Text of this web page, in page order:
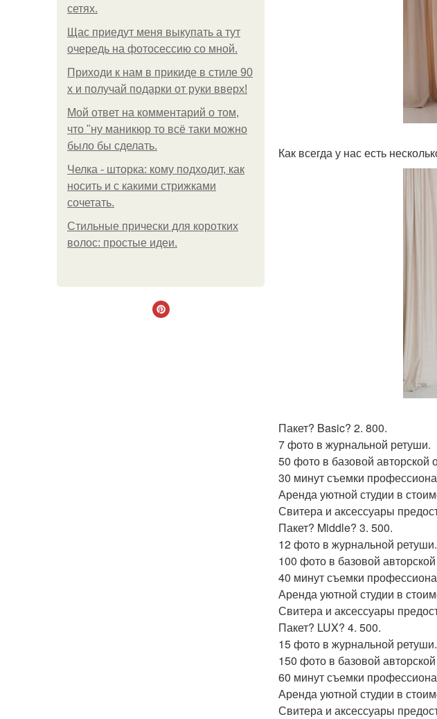
сетях.
Щас приедут меня выкупать а тут
очередь на фотосессию со мной.
Приходи к нам в прикиде в стиле 90
х и получай подарки от руки вверх!
Мой ответ на комментарий о том,
что "ну маникюр то всё таки можно
было бы сделать.
Челка - шторка: кому подходит, как
носить и с какими стрижками
сочетать.
Стильные прически для коротких
волос: простые идеи.
Как всегда у нас есть
Пакет? Basic? 2. 800.
7 фото в журнальной ретуши.
50 фото в базовой авторской
30 минут съемки
Аренда уютной студии в
Свитера и аксессуары
Пакет? Middle? 3. 500.
12 фото в журнальной ретуши.
100 фото в базовой
40 минут съемки
Аренда уютной студии в
Свитера и аксессуары
Пакет? LUX? 4. 500.
15 фото в журнальной ретуши.
150 фото в базовой
60 минут съемки
Аренда уютной студии в
Свитера и аксессуары